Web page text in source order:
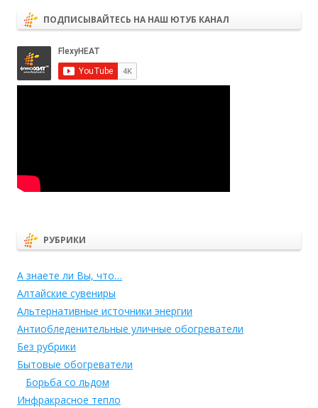
ПОДПИСЫВАЙТЕСЬ НА НАШ ЮТУБ КАНАЛ
РУБРИКИ
А знаете ли Вы, что…
Алтайские сувениры
Альтернативные источники энергии
Антиобледенительные уличные обогреватели
Без рубрики
Бытовые обогреватели
Борьба со льдом
Инфракрасное тепло